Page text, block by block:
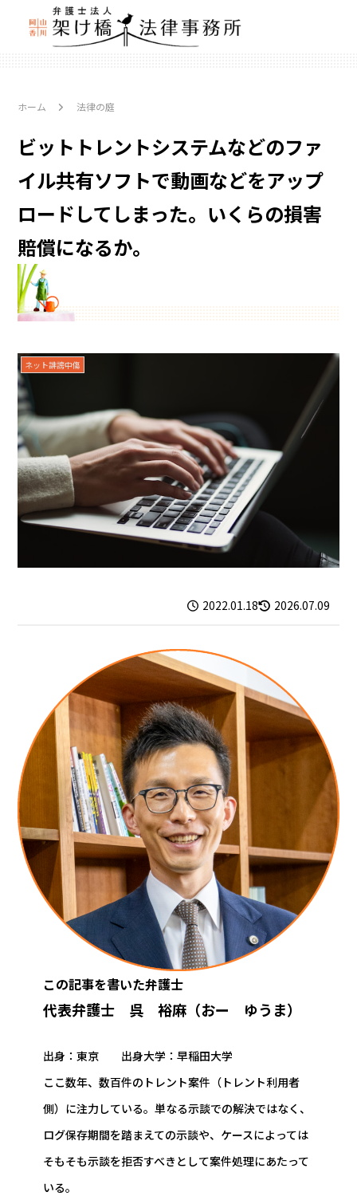
ホーム 法律の庭
ビットトレントシステムなどのファ
イル共有ソフトで動画などをアップ
ロードしてしまった。いくらの損害
賠償になるか。
ネット誹謗中傷
2022.01.18 2026.07.09
この記事を書いた弁護士
代表弁護士 呉 裕麻（おー ゆうま）
出身：東京 出身大学：早稲田大学
ここ数年、数百件のトレント案件（トレント利用者
側）に注力している。単なる示談での解決ではなく、
ログ保存期間を踏まえての示談や、ケースによっては
そもそも示談を拒否すべきとして案件処理にあたって
いる。